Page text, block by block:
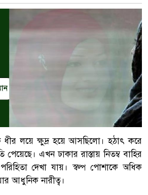
ধীর লয়ে ক্ষুদ্র হয়ে আসছিলো। হঠাৎ করে
এখন ঢাকার রাস্তায় নিতম্ব বাহির
দেখা যায়। স্বল্প পোশাকে অধিক
আধুনিক নারীত্ব।